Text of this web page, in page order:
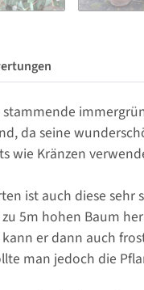
stammende
da seine
wie Kränzen
ist auch diese
5m hohen Baum
er dann auch
man jedoch die